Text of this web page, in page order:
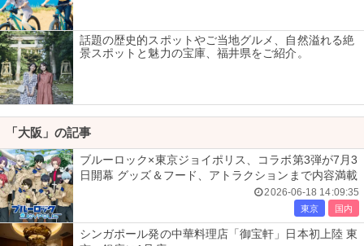
話題の歴史的スポットやご当地グルメ、自然溢れる絶
景スポットと魅力の宝庫、福井県をご紹介。
「大阪」の記事
ブルーロック×東京ジョイポリス、コラボ第3弾が7月3
日開幕 グッズ＆フード、アトラクションまで内容満載
2026-06-18 14:09:35
東京 国内
シンガポール発の中華料理店「御宝軒」日本初上陸 東